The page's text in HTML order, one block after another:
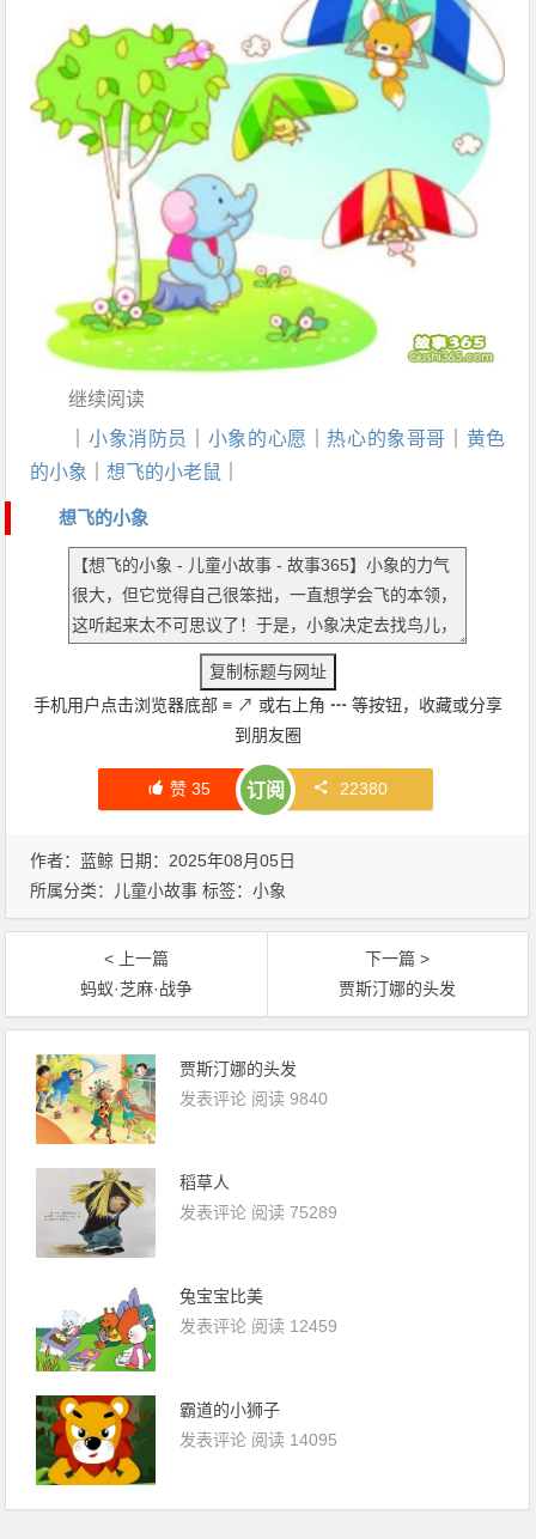
继续阅读
｜小象消防员 小象的心愿 热心的象哥哥
黄色
的小象
｜想飞的小老鼠
想飞的小象
手机用户点击浏览器底部 ≡ ↗ 或右上角 ┅ 等按钮，收藏或分享
到朋友圈
赞35 订阅 22380
作者：蓝鲸 日期：2025年08月05日
所属分类： 儿童小故事 标签：小象
< 上一篇
蚂蚁·芝麻·战争
下一篇 >
贾斯汀娜的头发
贾斯汀娜的头发
发表评论 阅读 9840
稻草人
发表评论 阅读 75289
兔宝宝比美
发表评论 阅读 12459
霸道的小狮子
发表评论 阅读 14095